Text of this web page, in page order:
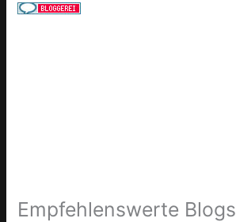
Empfehlenswerte Blogs